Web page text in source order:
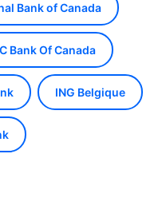
Bank of Canada
Bank Of Canada
ING Belgique